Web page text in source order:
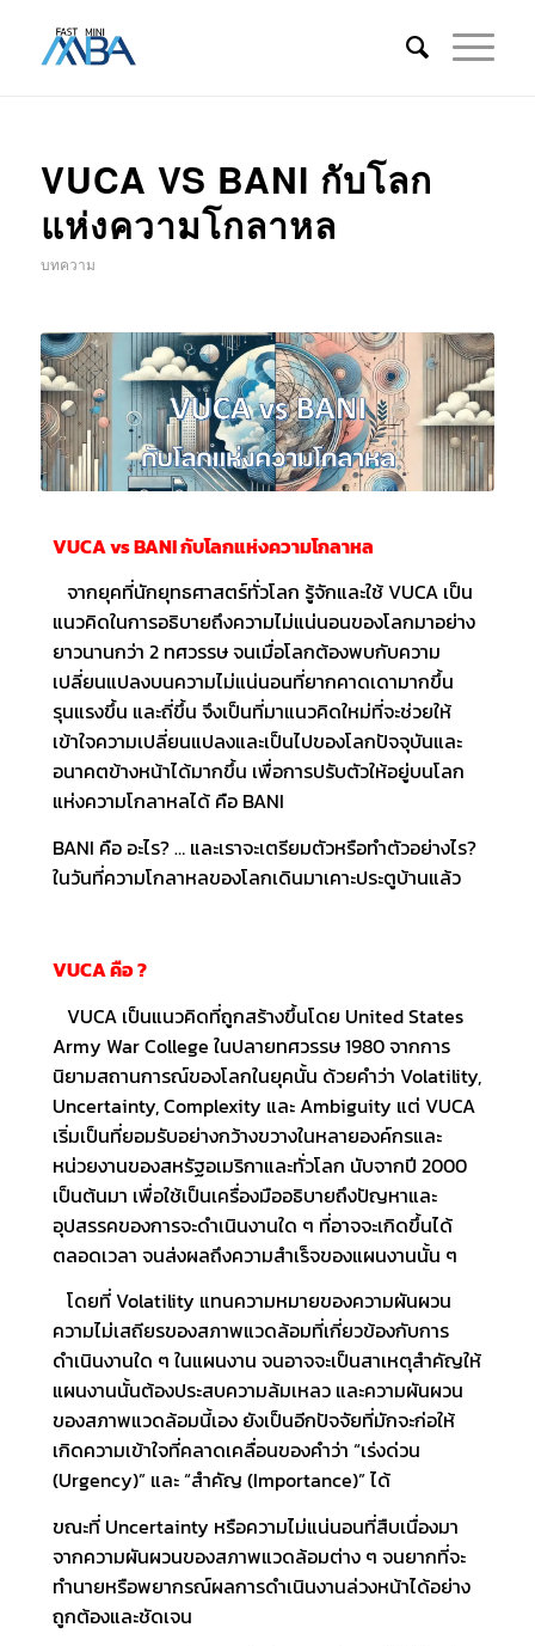
VUCA VS BANI กับโลก
แห่งความโกลาหล
บทความ
VUCA vs BANIกับโลกแห่งความโกลาหล
จากยุคที่นักยุทธศาสตร์ทั่วโลก รู้จักและใช้ VUCA เป็น
แนวคิดในการอธิบายถึงความไม่แน่นอนของโลกมาอย่าง
ยาวนานกว่า 2 ทศวรรษ จนเมื่อโลกต้องพบกับความ
เปลี่ยนแปลงบนความไม่แน่นอนที่ยากคาดเดามากขึ้น
รุนแรงขึ้น และถี่ขึ้น จึงเป็นที่มาแนวคิดใหม่ที่จะช่วยให้
เข้าใจความเปลี่ยนแปลงและเป็นไปของโลกปัจจุบันและ
อนาคตข้างหน้าได้มากขึ้น เพื่อการปรับตัวให้อยู่บนโลก
แห่งความโกลาหลได้ คือ BANI
BANI คือ อะไร? … และเราจะเตรียมตัวหรือทำตัวอย่างไร?
ในวันที่ความโกลาหลของโลกเดินมาเคาะประตูบ้านแล้ว
VUCAคือ?
VUCA เป็นแนวคิดที่ถูกสร้างขึ้นโดย United States
Army War College ในปลายทศวรรษ 1980 จากการ
นิยามสถานการณ์ของโลกในยุคนั้น ด้วยคำว่า Volatility,
Uncertainty, Complexity และ Ambiguity แต่ VUCA
เริ่มเป็นที่ยอมรับอย่างกว้างขวางในหลายองค์กรและ
หน่วยงานของสหรัฐอเมริกาและทั่วโลก นับจากปี 2000
เป็นต้นมา เพื่อใช้เป็นเครื่องมืออธิบายถึงปัญหาและ
อุปสรรคของการจะดำเนินงานใด ๆ ที่อาจจะเกิดขึ้นได้
ตลอดเวลา จนส่งผลถึงความสำเร็จของแผนงานนั้น ๆ
โดยที่ Volatility แทนความหมายของความผันผวน
ความไม่เสถียรของสภาพแวดล้อมที่เกี่ยวข้องกับการ
ดำเนินงานใด ๆ ในแผนงาน จนอาจจะเป็นสาเหตุสำคัญให้
แผนงานนั้นต้องประสบความล้มเหลว และความผันผวน
ของสภาพแวดล้อมนี้เอง ยังเป็นอีกปัจจัยที่มักจะก่อให้
เกิดความเข้าใจที่คลาดเคลื่อนของคำว่า “เร่งด่วน
(Urgency)” และ “สำคัญ (Importance)” ได้
ขณะที่ Uncertainty หรือความไม่แน่นอนที่สืบเนื่องมา
จากความผันผวนของสภาพแวดล้อมต่าง ๆ จนยากที่จะ
ทำนายหรือพยากรณ์ผลการดำเนินงานล่วงหน้าได้อย่าง
ถูกต้องและชัดเจน